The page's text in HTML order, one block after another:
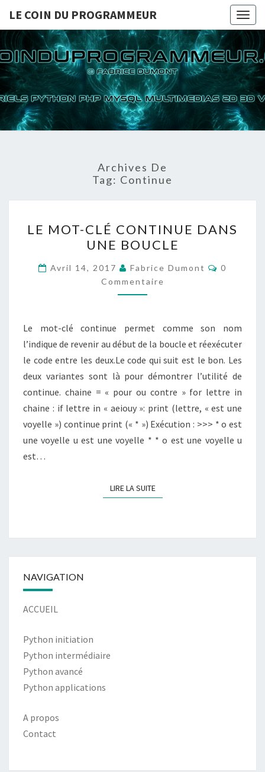
LE COIN DU PROGRAMMEUR
LE
TUTORIELS
PYTHON PHP
MYSQL
MULTIMEDIAS
2D 3D VIDEOS
Archives De
Tag: Continue
MOT-
CLÉ
CONTINUE
DANS
UNE
LE MOT-CLÉ CONTINUE DANS
UNE BOUCLE
Avril 14, 2017 Fabrice Dumont
0
Commentaire
Le mot-clé continue permet comme son nom
l’indique de revenir au début de la boucle et réexécuter
le code entre les deux.Le code qui suit est le bon. Les
deux variantes sont là pour démontrer l’utilité de
continue. chaine = « pour ou contre » for lettre in
chaine : if lettre in « aeiouy »: print (lettre, « est une
voyelle ») continue print (« * ») Exécution : >>> * o est
une voyelle u est une voyelle * * o est une voyelle u
est…
LIRE LA SUITELIRE LA SUITE
NAVIGATION
ACCUEIL
Python initiation
Python intermédiaire
Python avancé
Python applications
A propos
Contact